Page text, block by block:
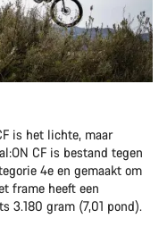
is het lichte, maar
CF is bestand tegen
4e en gemaakt om
frame heeft een
3.180 gram (7,01 pond).